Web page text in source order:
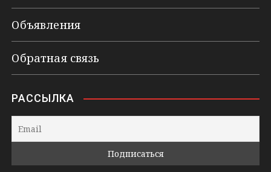
Объявления
Обратная связь
РАССЫЛКА